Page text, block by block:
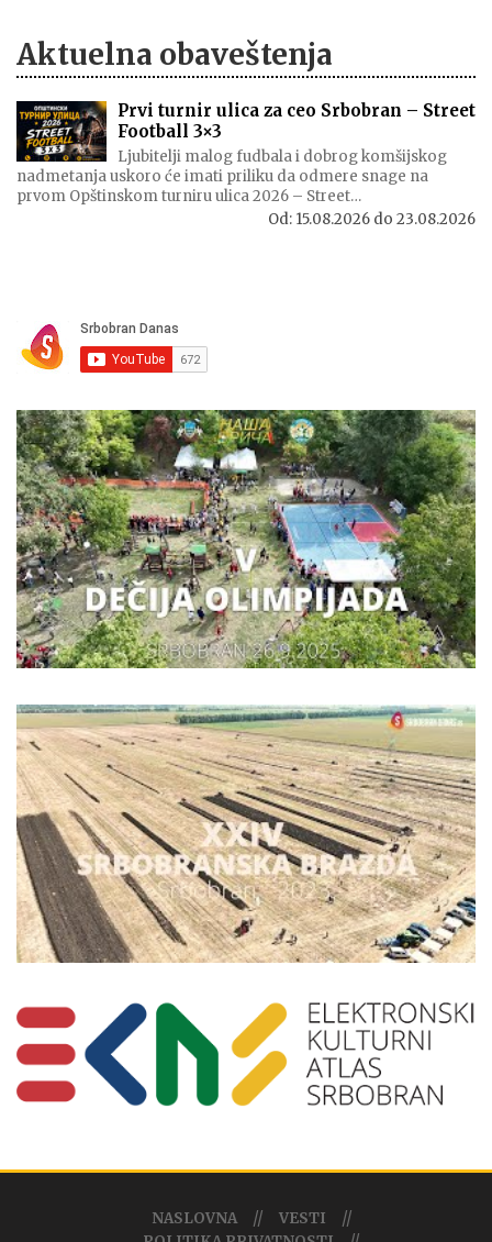
Aktuelna obaveštenja
Prvi turnir ulica za ceo Srbobran – Street
Football 3×3
Ljubitelji malog fudbala i dobrog komšijskog
nadmetanja uskoro će imati priliku da odmere snage na
prvom Opštinskom turniru ulica 2026 – Street…
Od: 15.08.2026 do 23.08.2026
NASLOVNA
VESTI